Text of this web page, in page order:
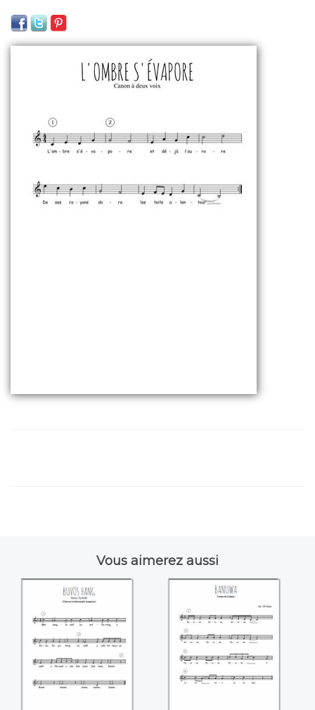
Vous aimerez aussi
Buvös Hang